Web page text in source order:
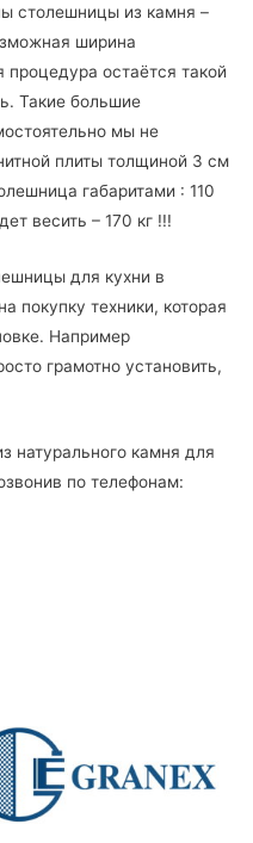
столешницы из камня –
ширина
остаётся такой
Такие большие
мы не
плиты толщиной 3 см
габаритами : 110
весить – 170 кг !!!
для кухни в
покупку техники, которая
Например
грамотно установить,
натурального камня для
по телефонам: